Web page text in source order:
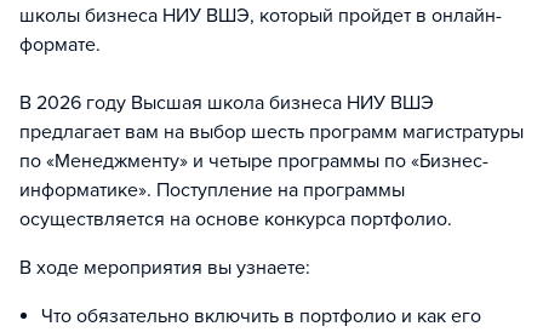
школы бизнеса НИУ ВШЭ, который пройдет в онлайн-
формате.
В 2026 году Высшая школа бизнеса НИУ ВШЭ
предлагает вам на выбор шесть программ магистратуры
по «Менеджменту» и четыре программы по «Бизнес-
информатике». Поступление на программы
осуществляется на основе конкурса портфолио.
В ходе мероприятия вы узнаете:
Что обязательно включить в портфолио и как его